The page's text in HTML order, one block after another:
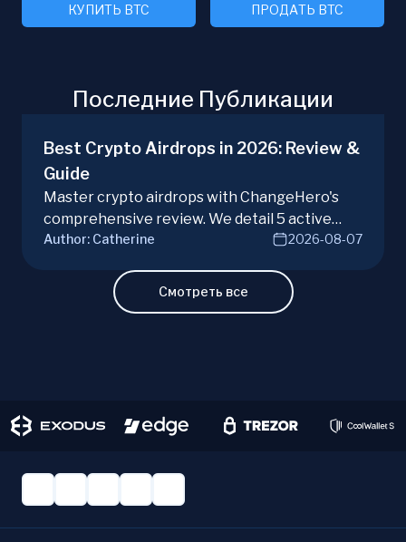
КУПИТЬ BTC ПРОДАТЬ BTC
Последние Публикации
Best Crypto Airdrops in 2026: Review &
Guide
Master crypto airdrops with ChangeHero's
comprehensive review. We detail 5 active
campaigns, risks, benefits, and a vital checklist
Learn more.
Author: Catherine 2026-08-07
Смотреть все